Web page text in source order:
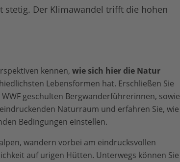
stetig. Der Klimawandel trifft die hohen
kennen, wie sich hier die Natur
Lebensformen hat. Erschließen Sie
geschulten Bergwanderführerinnen, sowie
Naturraum und erfahren Sie, wie
Bedingungen einstellen.
wandern vorbei am eindrucksvollen
auf urigen Hütten. Unterwegs können Sie